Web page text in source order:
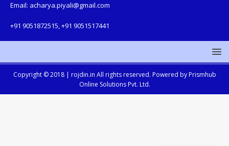
Email: acharya.piyali@gmail.com
+91 9051872515, +91 9051517441
Copyright © 2018 | rojdin.in All rights reserved. Powered by Prismhub
Online Solutions Pvt. Ltd.